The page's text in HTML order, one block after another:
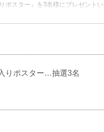
ポスター』を3名様にプレゼントい
りポスター…抽選3名